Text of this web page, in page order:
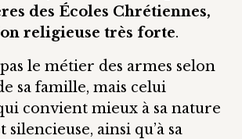
des Écoles Chrétiennes,
religieuse très forte.
le métier des armes selon
sa famille, mais celui
convient mieux à sa nature
ainsi qu’à sa